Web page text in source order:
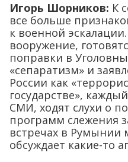
Игорь Шорников: К
все больше
к военной
вооружение,
поправки в
«сепаратизм» и
России как
государстве»,
СМИ, ходят слухи о
программ слежения
встречах в Румынии
обсуждает какие-то